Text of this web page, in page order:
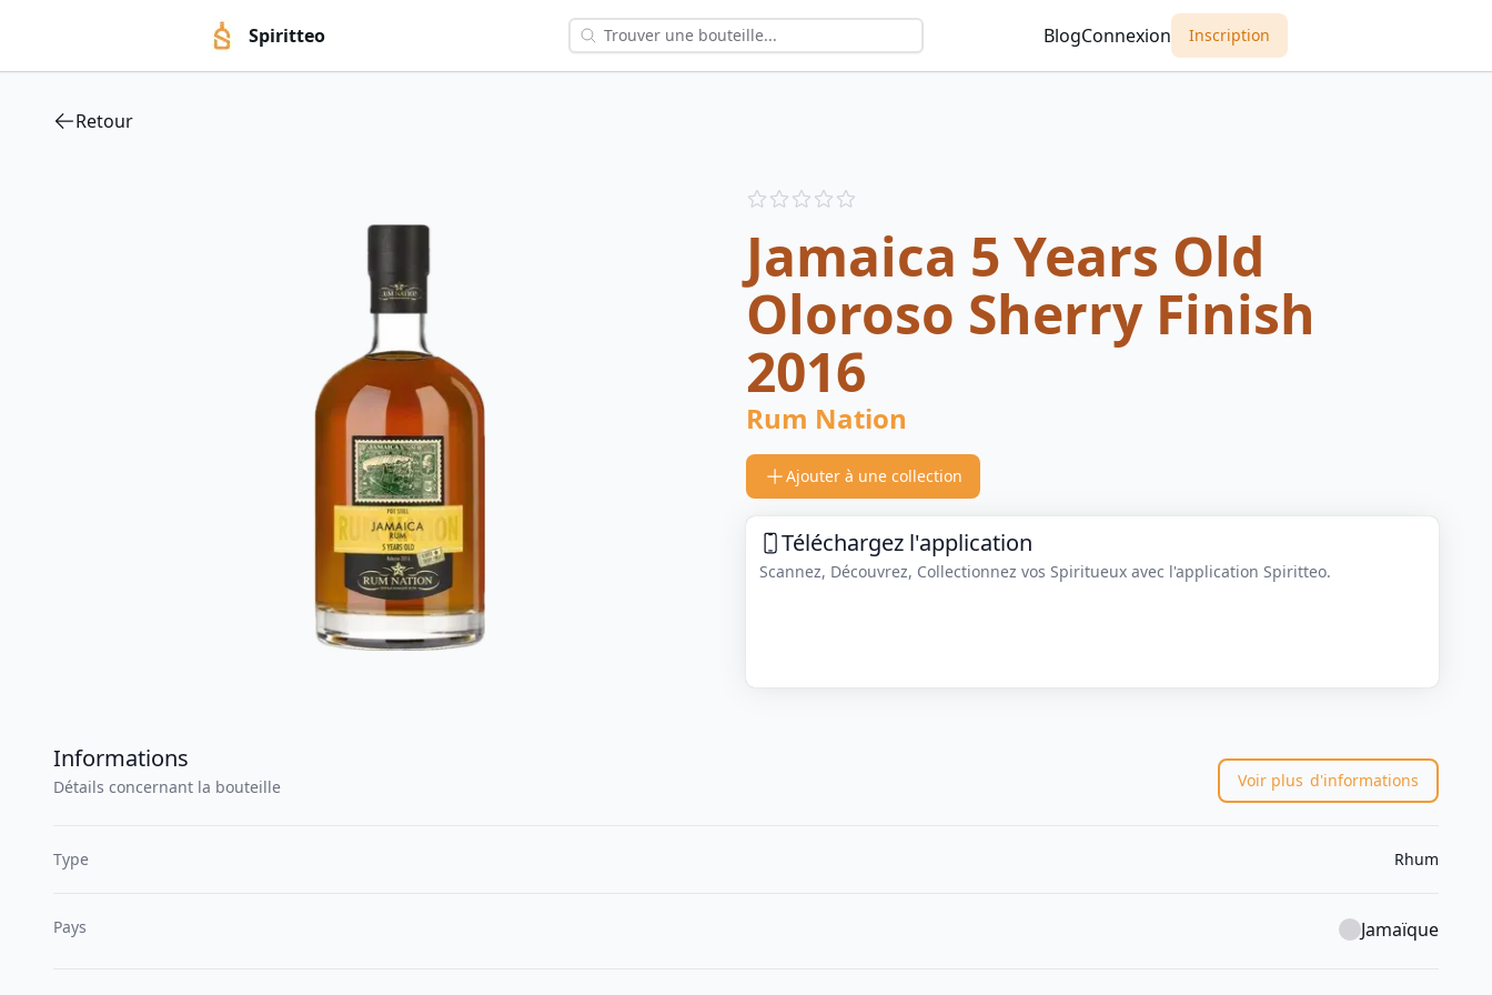
Spiritteo BlogConnexion Inscription
Retour
Reviews
Jamaica 5 Years Old
Oloroso Sherry Finish
2016
Rum Nation
Ajouter à une collection
Téléchargez l'application
Scannez, Découvrez, Collectionnez vos Spiritueux avec l'application Spiritteo.
Informations
Détails concernant la bouteille Voir plus d'informations
Type Rhum
Pays Jamaïque